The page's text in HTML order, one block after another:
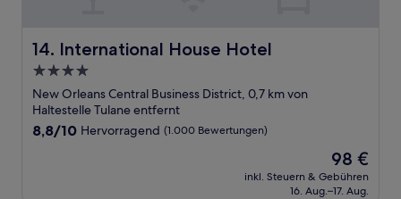
14. International House Hotel
International House Hotel
4.0-
Sterne-
Unterkunft
New Orleans Central Business District, 0,7 km von
Haltestelle Tulane entfernt
8.8
8,8/10 Hervorragend (1.000 Bewertungen)
Der
Preis
beträgt
98 €
inkl. Steuern & Gebühren
16. Aug.–17. Aug.